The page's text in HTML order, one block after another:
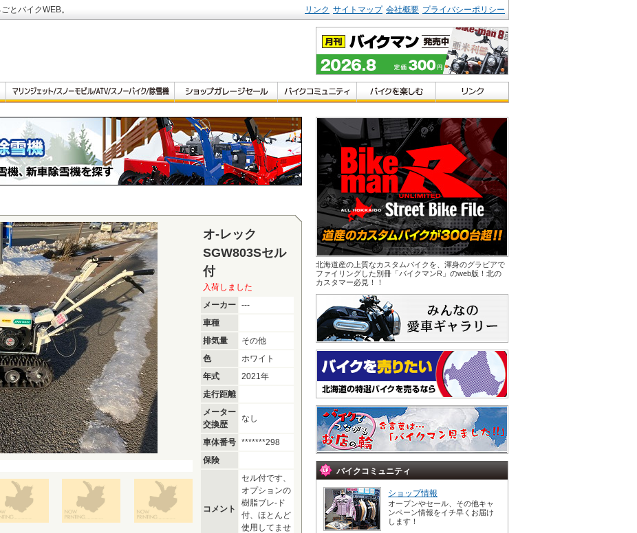
とバイクWEB。 リンク サイトマップ 会社概要 プライバシーポリシー
オ-レック
SGW803Sセル
付
入荷しました
メーカー ---
車種
排気量
その他
色
ホワイト
年式
2021年
走行距離
メーター
交換歴
なし
車体番号 *******298
保険
コメント
セル付です、
オプションの
樹脂ブレ-ド
付、ほとんど
使用してませ
北海道産の上質なカスタムバイクを、渾身のグラビアで
ファイリングした別冊「バイクマンR」のweb版！北の
カスタマー必見！！
バイクコミュニティ
ショップ情報
オープンやセール、その他キャ
ンペーン情報をイチ早くお届け
します！